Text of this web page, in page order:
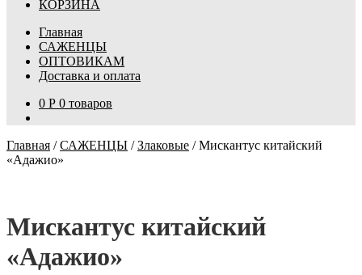
КОРЗИНА
Главная
САЖЕНЦЫ
ОПТОВИКАМ
Доставка и оплата
0 Р 0 товаров
Главная /САЖЕНЦЫ /Злаковые /Мискантус китайский
«Адажио»
Мискантус китайский
«Адажио»